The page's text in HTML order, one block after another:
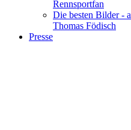
Rennsportfan
Die besten Bilder -
Thomas Födisch
Presse